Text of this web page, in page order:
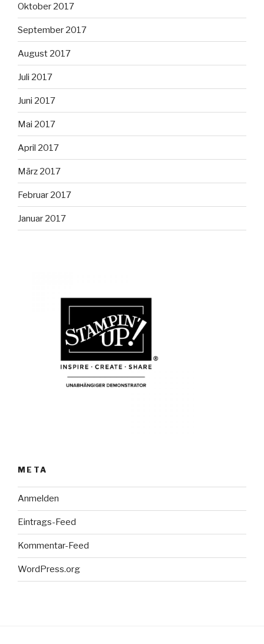
Oktober 2017
September 2017
August 2017
Juli 2017
Juni 2017
Mai 2017
April 2017
März 2017
Februar 2017
Januar 2017
META
Anmelden
Eintrags-Feed
Kommentar-Feed
WordPress.org